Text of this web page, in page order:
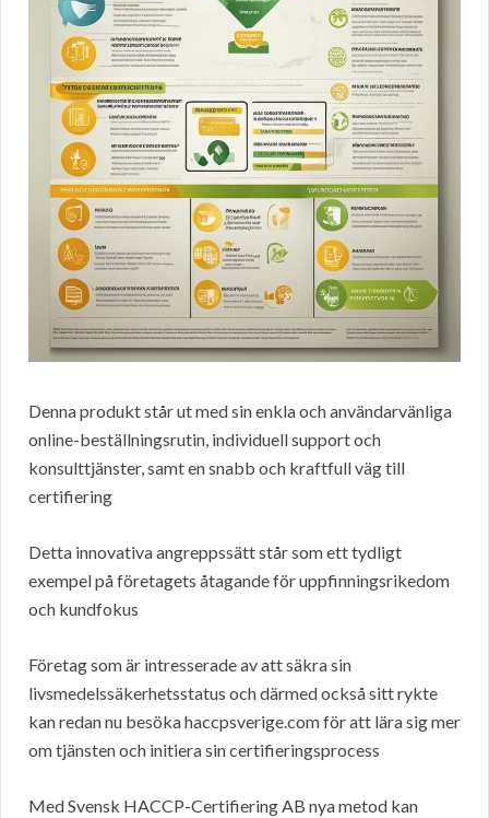
Denna produkt står ut med sin enkla och användarvänliga
online-beställningsrutin, individuell support och
konsulttjänster, samt en snabb och kraftfull väg till
certifiering
Detta innovativa angreppssätt står som ett tydligt
exempel på företagets åtagande för uppfinningsrikedom
och kundfokus
Företag som är intresserade av att säkra sin
livsmedelssäkerhetsstatus och därmed också sitt rykte
kan redan nu besöka haccpsverige.com för att lära sig mer
om tjänsten och initiera sin certifieringsprocess
Med Svensk HACCP-Certifiering AB nya metod kan